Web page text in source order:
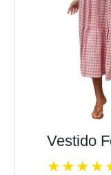
Vestido